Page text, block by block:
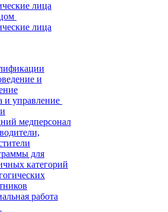
лица
лица
и
и управление
медперсонал
для
категорий
работа